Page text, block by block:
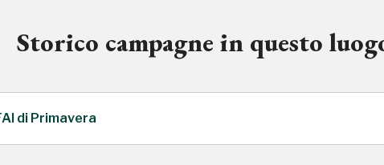
Storico campagne in questo
di Primavera